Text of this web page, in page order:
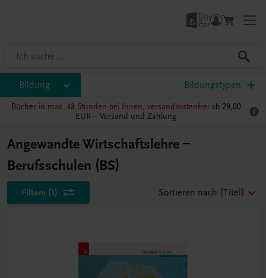
Bildung Bildungstypen
Bücher in max. 48 Stunden bei Ihnen, versandkostenfrei ab 29,00
EUR – Versand und Zahlung
Angewandte Wirtschaftslehre –
Berufsschulen (BS)
Filtern (1) Sortieren nach (Titel)